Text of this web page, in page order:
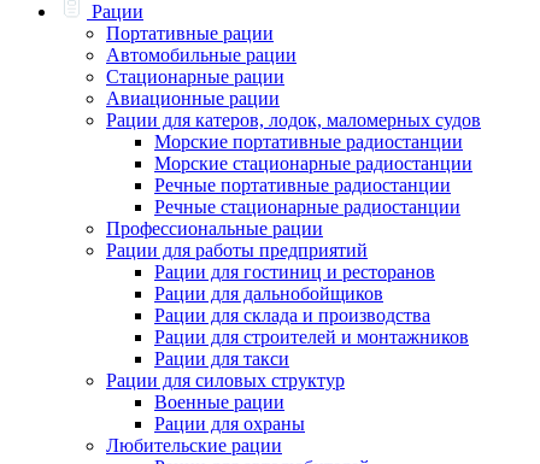
Рации
Портативные рации
Автомобильные рации
Стационарные рации
Авиационные рации
Рации для катеров, лодок, маломерных судов
Морские портативные радиостанции
Морские стационарные радиостанции
Речные портативные радиостанции
Речные стационарные радиостанции
Профессиональные рации
Рации для работы предприятий
Рации для гостиниц и ресторанов
Рации для дальнобойщиков
Рации для склада и производства
Рации для строителей и монтажников
Рации для такси
Рации для силовых структур
Военные рации
Рации для охраны
Любительские рации